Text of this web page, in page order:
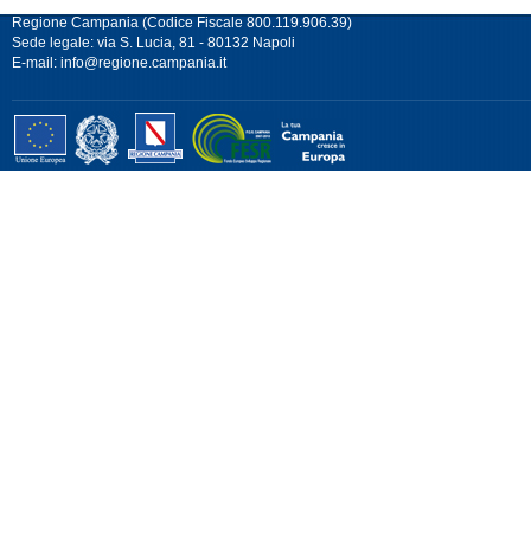
Regione Campania (Codice Fiscale 800.119.906.39)
Sede legale: via S. Lucia, 81 - 80132 Napoli
E-mail: info@regione.campania.it